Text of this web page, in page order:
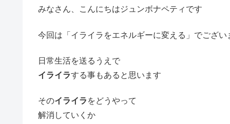
みなさん、こんにちはジュンボナペティです
今回は「イライラをエネルギーに変える」でござい
日常生活を送るうえで
イライラする事もあると思います
そのイライラ をどうやって
解消していくか